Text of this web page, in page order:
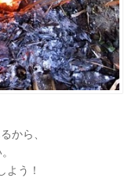
から、
よう！